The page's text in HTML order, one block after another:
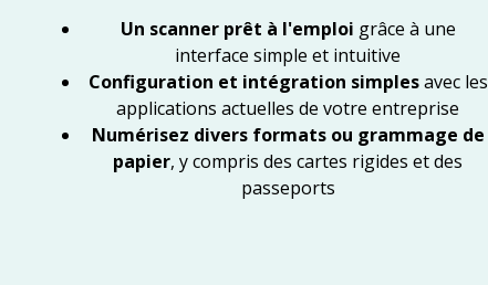
Un scanner prêt à l'emploi grâce à une
interface simple et intuitive
Configuration et intégration simplesavec les
applications actuelles de votre entreprise
Numérisez divers formats ou grammage de
papier, y compris des cartes rigides et des
passeports